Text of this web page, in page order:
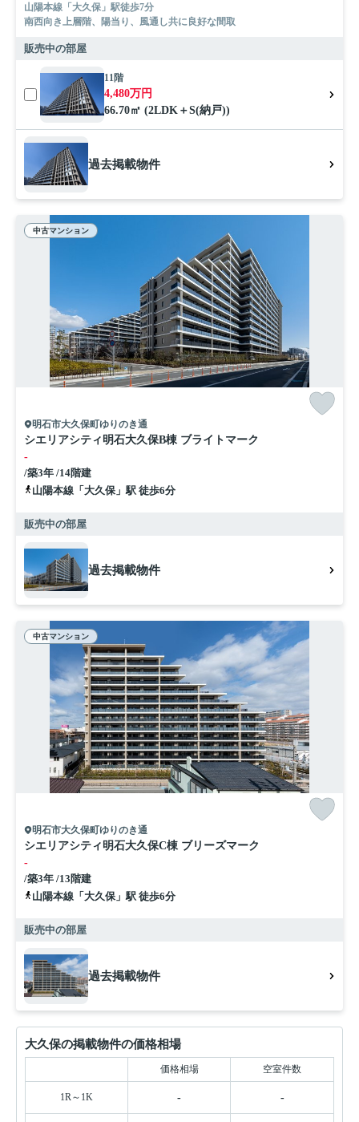
山陽本線「大久保」駅徒歩7分
南西向き上層階、陽当り、風通し共に良好な間取
販売中の部屋
11階
4,480万円
66.70㎡ (2LDK＋S(納戸))
過去掲載物件
中古マンション
明石市大久保町ゆりのき通
シエリアシティ明石大久保B棟 ブライトマーク
-
/築3年 /14階建
山陽本線「大久保」駅 徒歩6分
販売中の部屋
過去掲載物件
中古マンション
明石市大久保町ゆりのき通
シエリアシティ明石大久保C棟 ブリーズマーク
-
/築3年 /13階建
山陽本線「大久保」駅 徒歩6分
販売中の部屋
過去掲載物件
大久保の掲載物件の価格相場
価格相場 空室件数
1R～1K - -